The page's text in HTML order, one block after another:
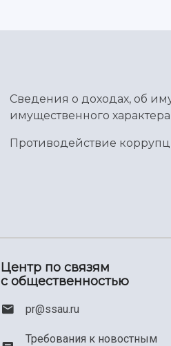
Сведения о доходах, об
имущественного
Противодействие
Центр по связям
с общественностью
pr@ssau.ru
Требования к новостным